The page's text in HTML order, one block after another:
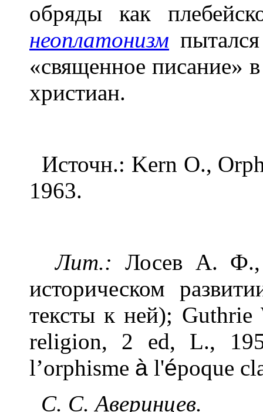
обряды как
неоплатонизм
«священное писание»
христиан.
Источн.: Kern О.,
1963.
Лит.: Лосев А. Ф.,
историческом
тексты к ней);
religion, 2 ed, L.,
l’orphisme à l'époque
С. С. Аверинцев.